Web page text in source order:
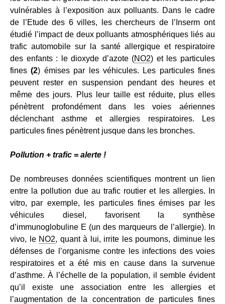
vulnérables à l’exposition aux polluants. Dans le cadre
de l’Etude des 6 villes, les chercheurs de l’Inserm ont
étudié l’impact de deux polluants atmosphériques liés au
trafic automobile sur la santé allergique et respiratoire
des enfants : le dioxyde d’azote (NO2) et les particules
fines(2) émises par les véhicules. Les particules fines
peuvent rester en suspension pendant des heures et
même des jours. Plus leur taille est réduite, plus elles
pénètrent profondément dans les voies aériennes
déclenchant asthme et allergies respiratoires. Les
particules fines pénètrent jusque dans les bronches.
Pollution + trafic = alerte !
De nombreuses données scientifiques montrent un lien
entre la pollution due au trafic routier et les allergies. In
vitro, par exemple, les particules fines émises par les
véhicules diesel, favorisent la synthèse
d’immunoglobuline E (un des marqueurs de l’allergie). In
vivo, le NO2, quant à lui, irrite les poumons, diminue les
défenses de l’organisme contre les infections des voies
respiratoires et a été mis en cause dans la survenue
d’asthme. À l’échelle de la population, il semble évident
qu’il existe une association entre les allergies et
l’augmentation de la concentration de particules fines